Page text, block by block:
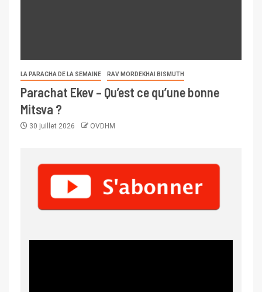
LA PARACHA DE LA SEMAINE RAV MORDEKHAI BISMUTH
Parachat Ekev – Qu’est ce qu’une bonne
Mitsva ?
30 juillet 2026 OVDHM